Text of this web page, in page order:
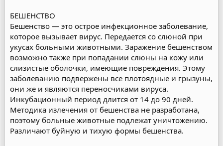
БЕШЕНСТВО
Бешенство — это острое инфекционное заболевание,
которое вызывает вирус. Передается со слюной при
укусах больными животными. Заражение бешенством
возможно также при попадании слюны на кожу или
слизистые оболочки, имеющие повреждения. Этому
заболеванию подвержены все плотоядные и грызуны,
они же и являются переносчиками вируса.
Инкубационный период длится от 14 до 90 дней.
Методика излечения от бешенства не разработана,
поэтому больные животные подлежат уничтожению.
Различают буйную и тихую формы бешенства.